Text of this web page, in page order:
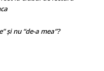
și nu “de-a mea”?